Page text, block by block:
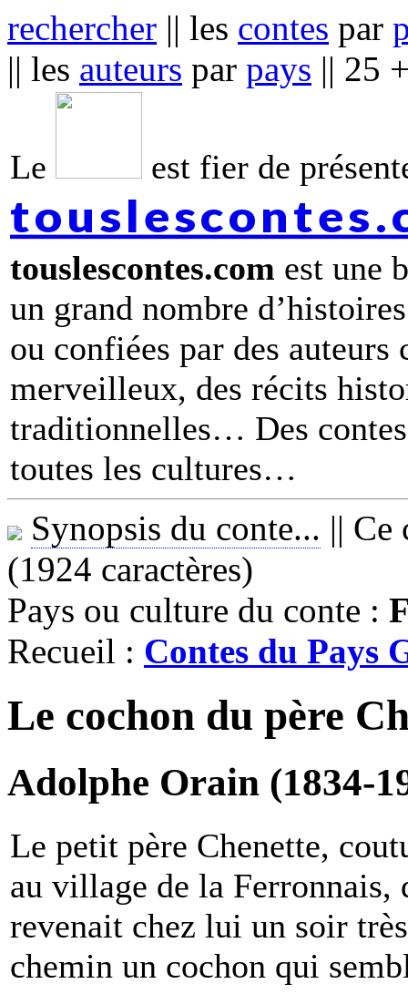
rechercher || les contes par
|| les auteurs par pays || 25
Le est fier de
touslescontes.com est une
un grand nombre
ou confiées par des
merveilleux, des récits
traditionnelles… Des
toutes les cultures
Synopsis du conte... || Ce
(1924 caractères)
Pays ou culture du conte :
Recueil : Contes du Pays
Le cochon du père
Adolphe Orain (1834-
Le petit père Chenette,
au village de la Ferronnais,
revenait chez lui un soir
chemin un cochon qui